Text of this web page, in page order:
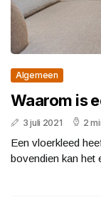
Algemeen
Waarom is
3 juli 2021 2
Een vloerkleed
bovendien kan het